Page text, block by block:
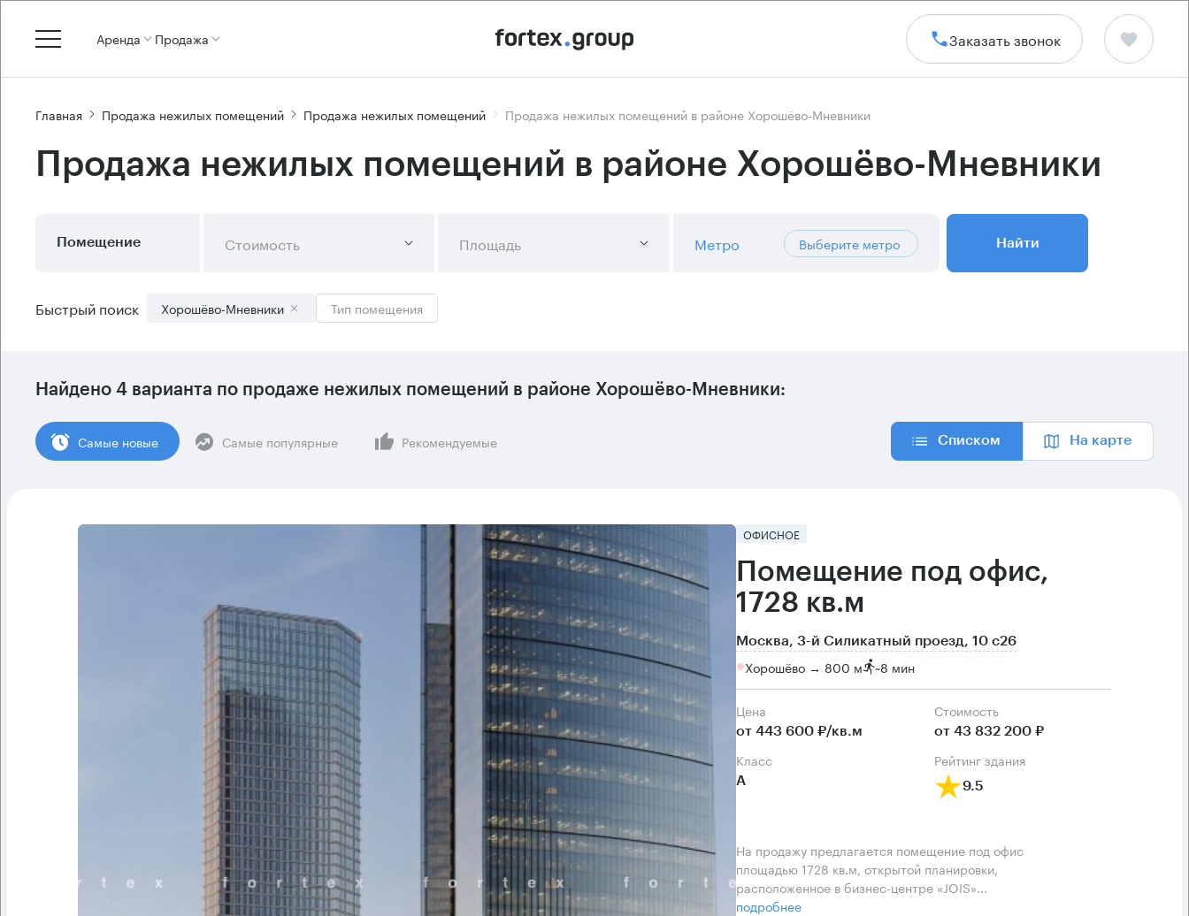
Аренда Продажа Заказать звонок
Главная Продажа нежилых помещений Продажа нежилых помещений Продажа нежилых помещений в районе Хорошёво-Мневники
Продажа нежилых помещений в районе Хорошёво-Мневники
Помещение Стоимость Площадь Метро Выберите метро Найти
Быстрый поиск Хорошёво-Мневники Тип помещения
Найдено 4 варианта по продаже нежилых помещений в районе Хорошёво-Мневники:
Cамые новые Самые популярные Рекомендуемые Списком На карте
ОФИСНОЕ
Помещение под офис,
1728 кв.м
Москва, 3-й Силикатный проезд, 10 с26
Хорошёво → 800 м ~8 мин
Цена
от 443 600 ₽/кв.м
Cтоимость
от 43 832 200 ₽
класс
А
рейтинг здания
9.5
На продажу предлагается помещение под офис
площадью 1728 кв.м, открытой планировки,
расположенное в бизнес-центре «JOIS»...
подробнее